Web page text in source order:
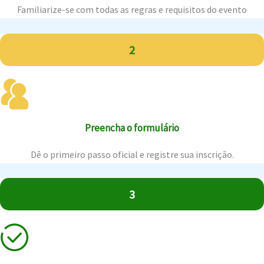
Familiarize-se com todas as regras e requisitos do evento
2
Preencha o formulário
Dê o primeiro passo oficial e registre sua inscrição.
3